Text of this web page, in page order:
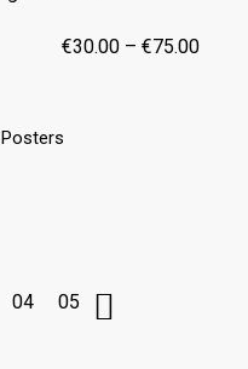
€30.00– €75.00Plage
Posters
04 05